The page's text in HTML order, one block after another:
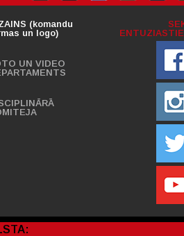
(komandu
un logo)
UN VIDEO